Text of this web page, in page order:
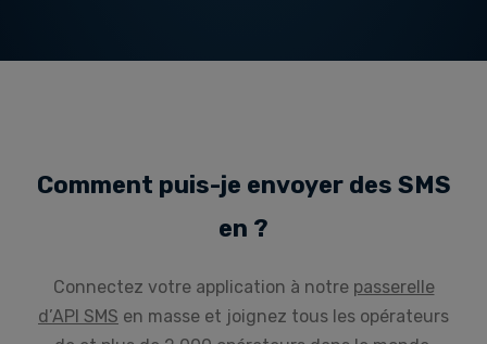
Comment puis-je envoyer des SMS
en ?
Connectez votre application à notre passerelle
d’API SMS en masse et joignez tous les opérateurs